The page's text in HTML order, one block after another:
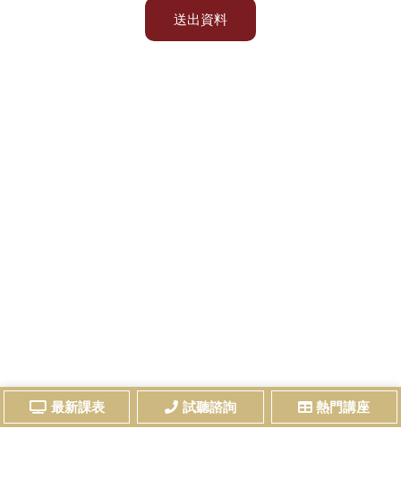
最新課表 試聽諮詢 熱門講座
送出資料